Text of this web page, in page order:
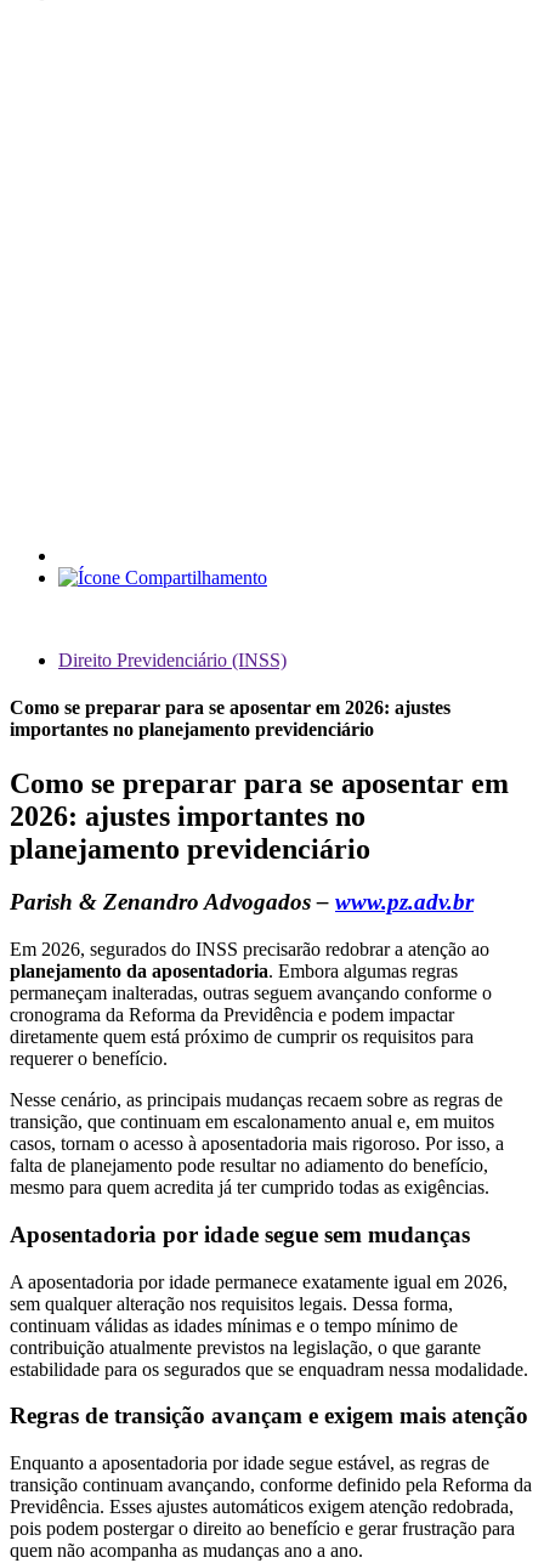
Direito Previdenciário (INSS)
Como se preparar para se aposentar em 2026: ajustes
importantes no planejamento previdenciário
Como se preparar para se aposentar em
2026: ajustes importantes no
planejamento previdenciário
Parish & Zenandro Advogados – www.pz.adv.br
Em 2026, segurados do INSS precisarão redobrar a atenção ao
planejamento da aposentadoria. Embora algumas regras
permaneçam inalteradas, outras seguem avançando conforme o
cronograma da Reforma da Previdência e podem impactar
diretamente quem está próximo de cumprir os requisitos para
requerer o benefício.
Nesse cenário, as principais mudanças recaem sobre as regras de
transição, que continuam em escalonamento anual e, em muitos
casos, tornam o acesso à aposentadoria mais rigoroso. Por isso, a
falta de planejamento pode resultar no adiamento do benefício,
mesmo para quem acredita já ter cumprido todas as exigências.
Aposentadoria por idade segue sem mudanças
A aposentadoria por idade permanece exatamente igual em 2026,
sem qualquer alteração nos requisitos legais. Dessa forma,
continuam válidas as idades mínimas e o tempo mínimo de
contribuição atualmente previstos na legislação, o que garante
estabilidade para os segurados que se enquadram nessa modalidade.
Regras de transição avançam e exigem mais atenção
Enquanto a aposentadoria por idade segue estável, as regras de
transição continuam avançando, conforme definido pela Reforma da
Previdência. Esses ajustes automáticos exigem atenção redobrada,
pois podem postergar o direito ao benefício e gerar frustração para
quem não acompanha as mudanças ano a ano.